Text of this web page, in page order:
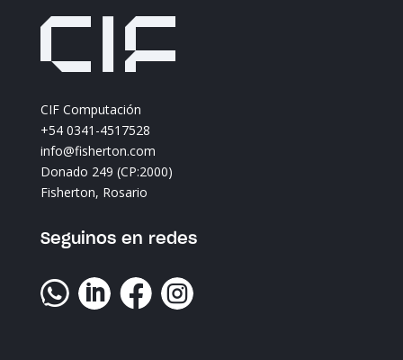
CIF Computación
+54 0341-4517528
info@fisherton.com
Donado 249 (CP:2000)
Fisherton, Rosario
Seguinos en redes
   